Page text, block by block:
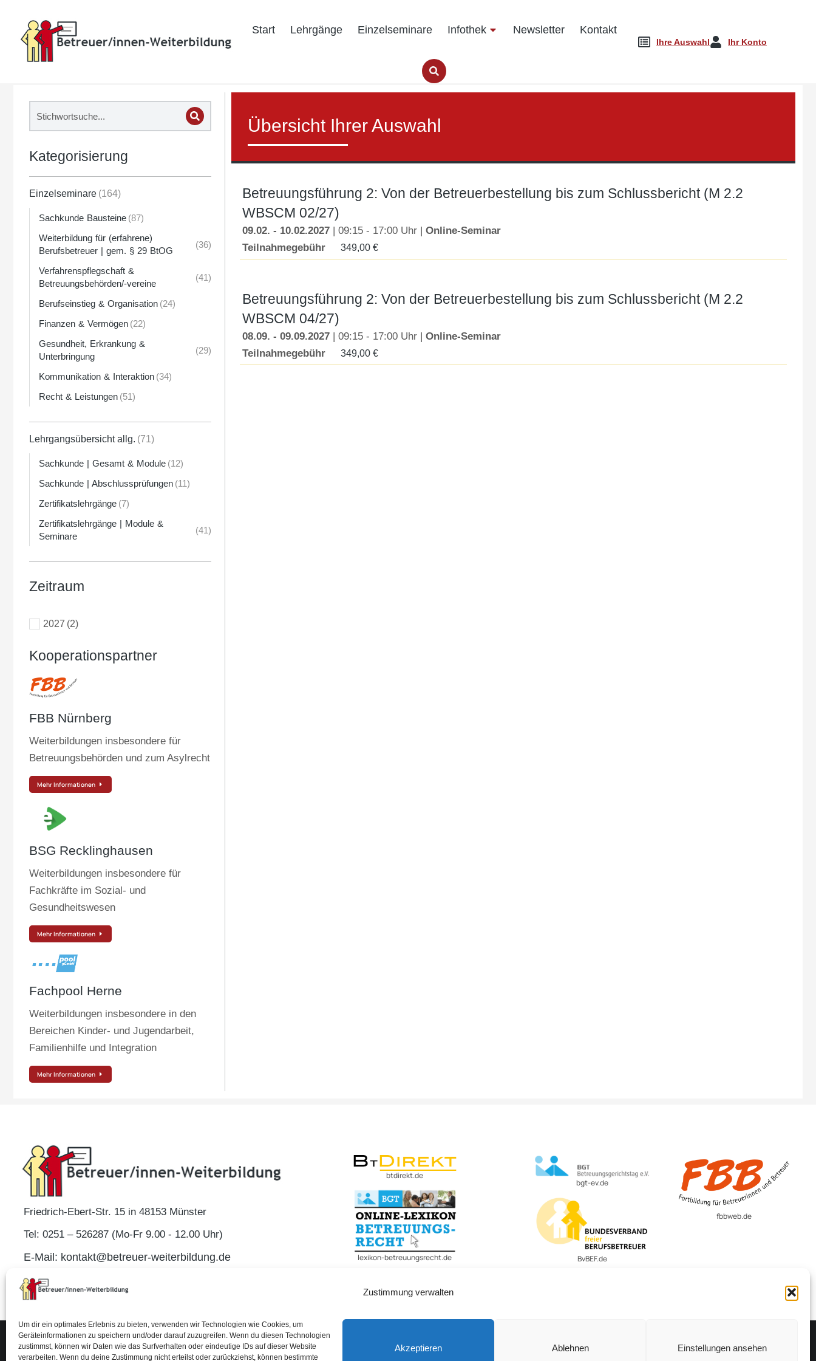
Zustimmung verwalten
Um dir ein optimales Erlebnis zu bieten, verwenden wir Technologien wie Cookies, um
Geräteinformationen zu speichern und/oder darauf zuzugreifen. Wenn du diesen Technologien
zustimmst, können wir Daten wie das Surfverhalten oder eindeutige IDs auf dieser Website
verarbeiten. Wenn du deine Zustimmung nicht erteilst oder zurückziehst, können bestimmte
Akzeptieren Ablehnen Einstellungen ansehen
Start Lehrgänge Einzelseminare Infothek Newsletter Kontakt
Ihre Auswahl Ihr Konto
Kategorisierung
Einzelseminare (164)
Sachkunde Bausteine (87)
Weiterbildung für (erfahrene)
Berufsbetreuer | gem. § 29 BtOG
(36)
Verfahrenspflegschaft &
Betreuungsbehörden/-vereine
(41)
Berufseinstieg & Organisation (24)
Finanzen & Vermögen (22)
Gesundheit, Erkrankung &
Unterbringung
(29)
Kommunikation & Interaktion (34)
Recht & Leistungen (51)
Lehrgangsübersicht allg. (71)
Sachkunde | Gesamt & Module (12)
Sachkunde | Abschlussprüfungen (11)
Zertifikatslehrgänge (7)
Zertifikatslehrgänge | Module &
Seminare
(41)
Zeitraum
2027 (2)
Kooperationspartner
FBB Nürnberg
Weiterbildungen insbesondere für
Betreuungsbehörden und zum Asylrecht
Mehr Informationen
BSG Recklinghausen
Weiterbildungen insbesondere für
Fachkräfte im Sozial- und
Gesundheitswesen
Mehr Informationen
Fachpool Herne
Weiterbildungen insbesondere in den
Bereichen Kinder- und Jugendarbeit,
Familienhilfe und Integration
Mehr Informationen
Übersicht Ihrer Auswahl
Betreuungsführung 2: Von der Betreuerbestellung bis zum Schlussbericht (M 2.2
WBSCM 02/27)
09.02. - 10.02.2027| 09:15 - 17:00 Uhr | Online-Seminar
Teilnahmegebühr
349,00 €
Betreuungsführung 2: Von der Betreuerbestellung bis zum Schlussbericht (M 2.2
WBSCM 04/27)
08.09. - 09.09.2027| 09:15 - 17:00 Uhr | Online-Seminar
Teilnahmegebühr
349,00 €
Friedrich-Ebert-Str. 15 in 48153 Münster
Tel: 0251 – 526287 (Mo-Fr 9.00 - 12.00 Uhr)
E-Mail: kontakt@betreuer-weiterbildung.de
btdirekt.de
lexikon-betreuungsrecht.de
bgt-ev.de
BvBEF.de
fbbweb.de
© 2026 Alle Rechte vorbehalten. Impressum Datenschutzerklärung AGB Vertrag widerrufen Cookie-Richtlinie (EU)